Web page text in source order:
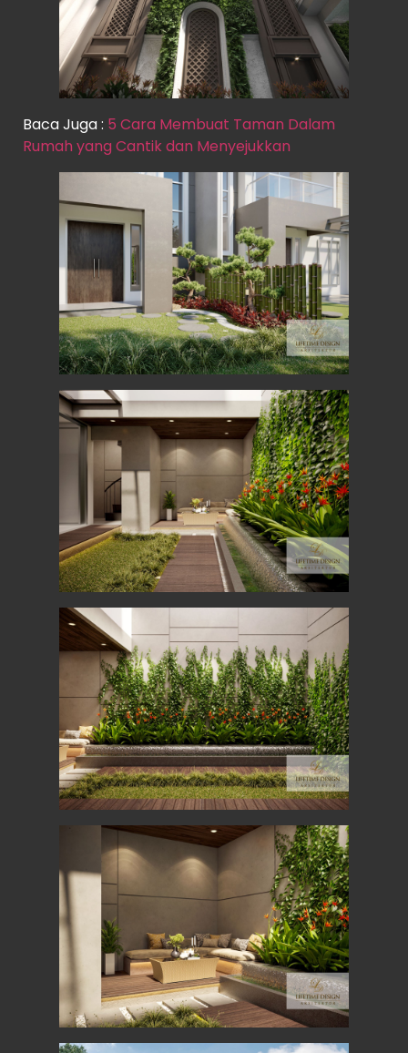
Baca Juga : 5 Cara Membuat Taman Dalam
Rumah yang Cantik dan Menyejukkan